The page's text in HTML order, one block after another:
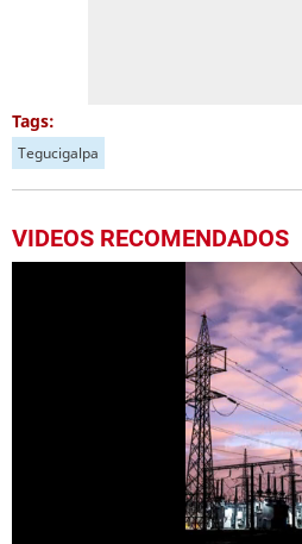
Tags:
Tegucigalpa
VIDEOS RECOMENDADOS